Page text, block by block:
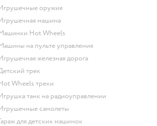
Игрушечные оружия
Игрушечная машина
Машинки Hot Wheels
Машины на пульте управления
Игрушечная железная дорога
Детский трек
Hot Wheels треки
Игрушка танк на радиоуправлении
Игрушечные самолеты
Гараж для детских машинок